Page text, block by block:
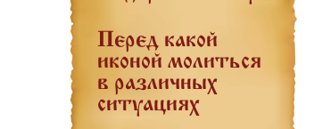
Перед какой
иконой молиться
в различных
ситуациях